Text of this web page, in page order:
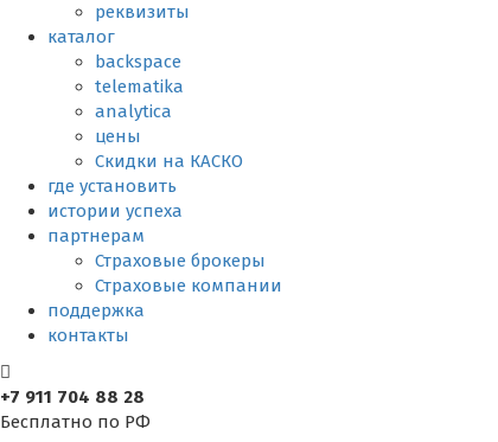
реквизиты
каталог
backspace
telematika
analytica
цены
Скидки на КАСКО
где установить
истории успеха
партнерам
Страховые брокеры
Страховые компании
поддержка
контакты
+7 911 704 88 28
Бесплатно по РФ